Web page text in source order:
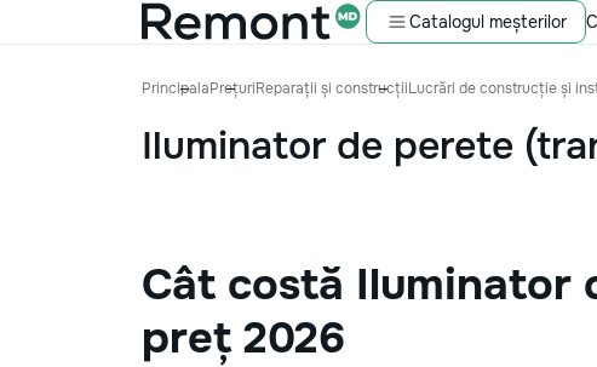
Catalogul meșterilor
PrincipalaPrețuriReparații și construcțiiLucrări de construcție și
Iluminator de perete
Cât costă Iluminator
preț 2026